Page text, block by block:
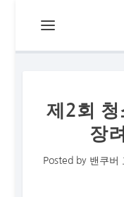
제2회 청
장
Posted by 밴쿠버